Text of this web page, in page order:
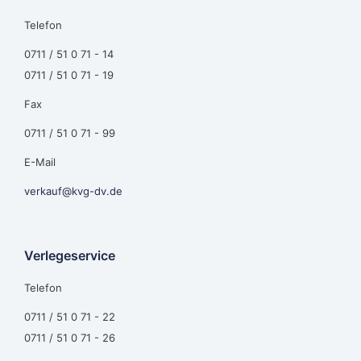
Telefon
0711 / 51 0 71 - 14
0711 / 51 0 71 - 19
Fax
0711 / 51 0 71 - 99
E-Mail
verkauf@kvg-dv.de
Verlegeservice
Telefon
0711 / 51 0 71 - 22
0711 / 51 0 71 - 26